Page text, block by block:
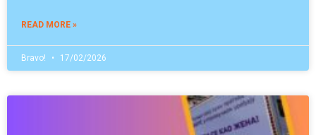
READ MORE »
Bravo! 17/02/2026